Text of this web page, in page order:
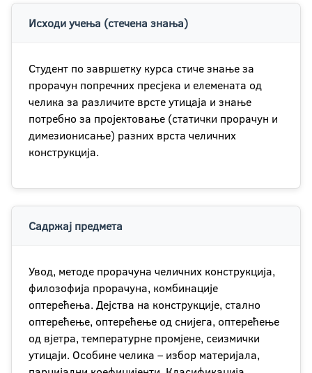
Исходи учења (стечена знања)
Студент по завршетку курса стиче знање за
прорачун попречних пресјека и елемената од
челика за различите врсте утицаја и знање
потребно за пројектовање (статички прорачун и
димезионисање) разних врста челичних
конструкција.
Садржај предмета
Увод, методе прорачуна челичних конструкција,
филозофија прорачуна, комбинације
оптерећења. Дејства на конструкције, стално
оптерећење, оптерећење од снијега, оптерећење
од вјетра, температурне промјене, сеизмички
утицаји. Особине челика – избор материјала,